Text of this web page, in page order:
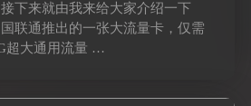
下来就由我来给大家介绍一下
联通推出的一张大流量卡，仅需
超大通用流量 …